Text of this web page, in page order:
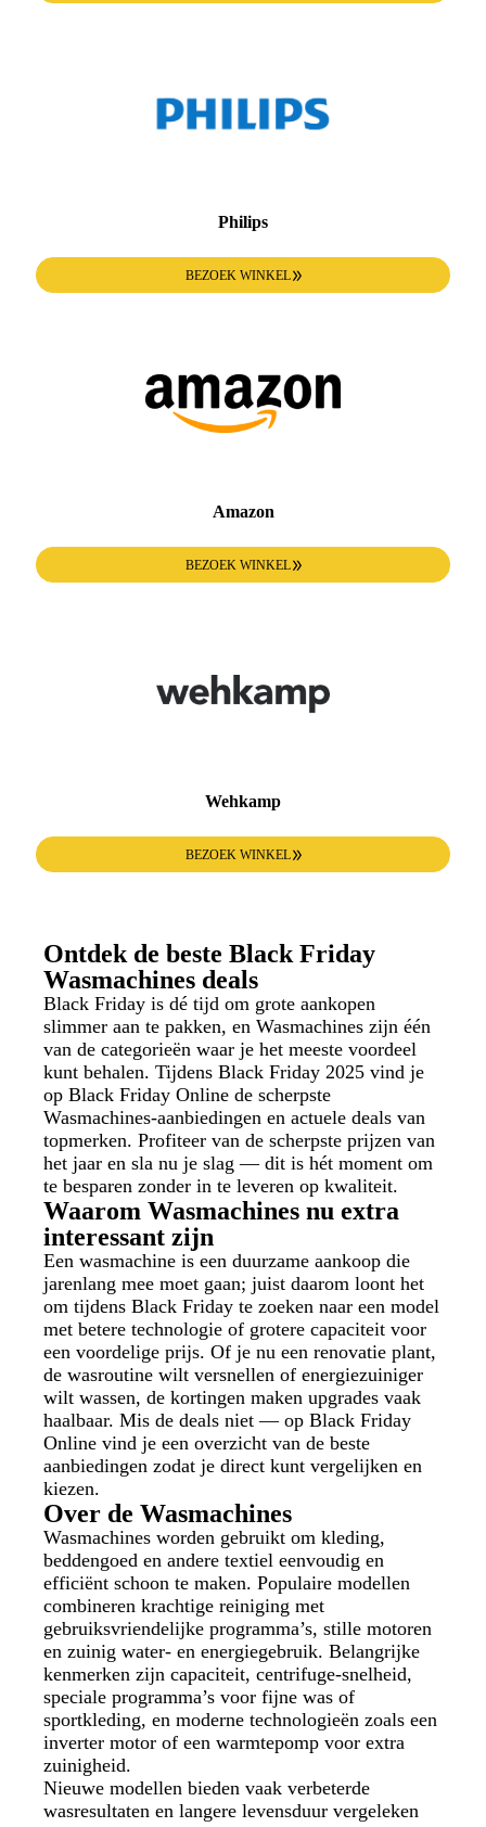
Philips
BEZOEK WINKEL
Amazon
BEZOEK WINKEL
Wehkamp
BEZOEK WINKEL
Ontdek de beste Black Friday
Wasmachines deals
Black Friday is dé tijd om grote aankopen
slimmer aan te pakken, en Wasmachines zijn één
van de categorieën waar je het meeste voordeel
kunt behalen. Tijdens Black Friday 2025 vind je
op Black Friday Online de scherpste
Wasmachines-aanbiedingen en actuele deals van
topmerken. Profiteer van de scherpste prijzen van
het jaar en sla nu je slag — dit is hét moment om
te besparen zonder in te leveren op kwaliteit.
Waarom Wasmachines nu extra
interessant zijn
Een wasmachine is een duurzame aankoop die
jarenlang mee moet gaan; juist daarom loont het
om tijdens Black Friday te zoeken naar een model
met betere technologie of grotere capaciteit voor
een voordelige prijs. Of je nu een renovatie plant,
de wasroutine wilt versnellen of energiezuiniger
wilt wassen, de kortingen maken upgrades vaak
haalbaar. Mis de deals niet — op Black Friday
Online vind je een overzicht van de beste
aanbiedingen zodat je direct kunt vergelijken en
kiezen.
Over de Wasmachines
Wasmachines worden gebruikt om kleding,
beddengoed en andere textiel eenvoudig en
efficiënt schoon te maken. Populaire modellen
combineren krachtige reiniging met
gebruiksvriendelijke programma’s, stille motoren
en zuinig water- en energiegebruik. Belangrijke
kenmerken zijn capaciteit, centrifuge-snelheid,
speciale programma’s voor fijne was of
sportkleding, en moderne technologieën zoals een
inverter motor of een warmtepomp voor extra
zuinigheid.
Nieuwe modellen bieden vaak verbeterde
wasresultaten en langere levensduur vergeleken